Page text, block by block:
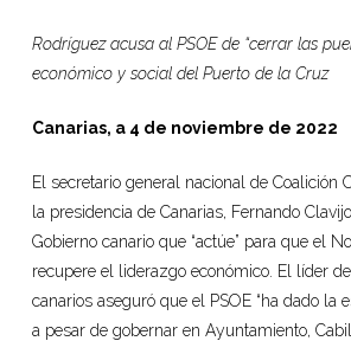
Rodríguez acusa al PSOE de “cerrar las
económico y social del Puerto de la Cruz
Canarias, a 4 de noviembre de 2022
El secretario general nacional de Coalición
la presidencia de Canarias, Fernando
Gobierno canario que “actúe” para que el
recupere el liderazgo económico. El líder
canarios aseguró que el PSOE “ha dado la
a pesar de gobernar en Ayuntamiento,